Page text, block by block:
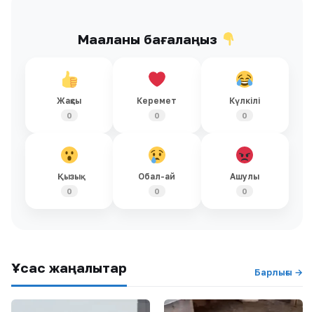
Мақаланы бағалаңыз
Жақсы
0
Керемет
0
Күлкілі
0
Қызық
0
Обал-ай
0
Ашулы
0
Ұқсас жаңалықтар Барлығы →